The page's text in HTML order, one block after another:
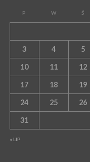
P W Ś
« LIP
3 4 5
10 11 12
17 18 19
24 25 26
31